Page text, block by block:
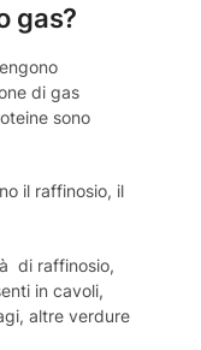
gas?
di gas
sono
il raffinosio, il
di raffinosio,
in cavoli,
altre verdure